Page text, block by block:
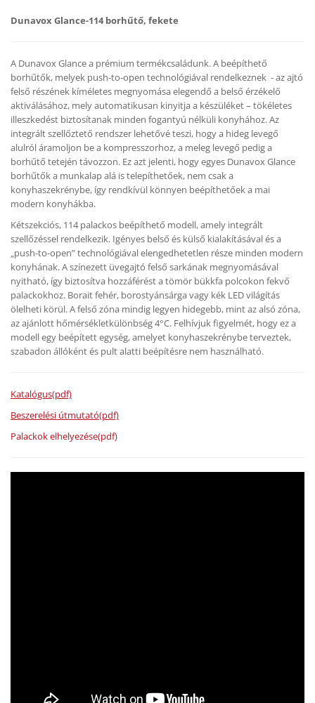
Dunavox Glance-114 borhűtő, fekete
A Dunavox Glance a prémium termékcsaládunk. A beépíthető
borhűtők, melyek push-to-open technológiával rendelkeznek - az ajtó
felső részének kíméletes megnyomása elegendő a belső érzékelő
aktiválásához, mely automatikusan kinyitja a készüléket – tökéletes
illeszkedést biztosítanak minden fogantyú nélküli konyhához. Az
integrált szellőztető rendszer lehetővé teszi, hogy a hideg levegő
alulról áramoljon be a kompresszorhoz, a meleg levegő pedig a
borhűtő tetején távozzon. Ez azt jelenti, hogy egyes Dunavox Glance
borhűtők a munkalap alá is telepíthetőek, nem csak a
konyhaszekrénybe, így rendkívül könnyen beépíthetőek a mai
modern konyhákba.
Kétszekciós, 114 palackos beépíthető modell, amely integrált
szellőzéssel rendelkezik. Igényes belső és külső kialakításával és a
„push-to-open” technológiával elengedhetetlen része minden modern
konyhának. A színezett üvegajtó felső sarkának megnyomásával
nyitható, így biztosítva hozzáférést a tömör bükkfa polcokon fekvő
palackokhoz. Borait fehér, borostyánsárga vagy kék LED világítás
ölelheti körül. A felső zóna mindig legyen hidegebb, mint az alsó zóna,
az ajánlott hőmérsékletkülönbség 4°C. Felhívjuk figyelmét, hogy ez a
modell egy beépített egység, amelyet konyhaszekrénybe terveztek,
szabadon állóként és pult alatti beépítésre nem használható.
Katalógus(pdf)
Beszerelési útmutató(pdf)
Palackok elhelyezése(pdf)